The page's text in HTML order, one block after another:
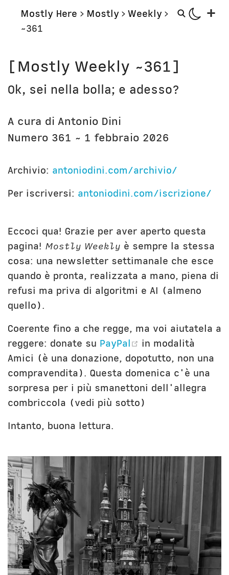
Mostly Here > Mostly > Weekly >
~361
+
Mostly
Mostly Friends
Mostly Weekly
Storie
Aerei
Orologi
Libri
Lavori in corso
Bottega
Nausicaa
Unibg
Civica Scuola
In terza persona
English Bio
[Mostly Weekly ~361]
Ok, sei nella bolla; e adesso?
A cura di Antonio Dini
Numero 361 ~ 1 febbraio 2026
Archivio: antoniodini.com/archivio/
Per iscriversi: antoniodini.com/iscrizione/
Eccoci qua! Grazie per aver aperto questa
pagina! Mostly Weekly è sempre la stessa
cosa: una newsletter settimanale che esce
quando è pronta, realizzata a mano, piena di
refusi ma priva di algoritmi e AI (almeno
quello).
Coerente fino a che regge, ma voi aiutatela a
reggere: donate su PayPal (opens new
in modalità
Amici (è una donazione, dopotutto, non una
compravendita). Questa domenica c'è una
sorpresa per i più smanettoni dell'allegra
combriccola (vedi più sotto)
Intanto, buona lettura.